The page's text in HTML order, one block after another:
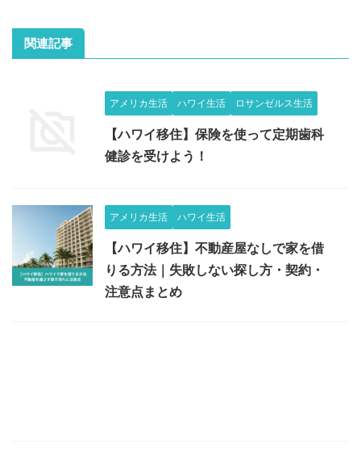
関連記事
アメリカ生活 ハワイ生活 ロサンゼルス生活
【ハワイ移住】保険を使って定期歯科
健診を受けよう！
アメリカ生活 ハワイ生活
【ハワイ移住】不動産屋なしで家を借
りる方法｜失敗しない探し方・契約・
注意点まとめ